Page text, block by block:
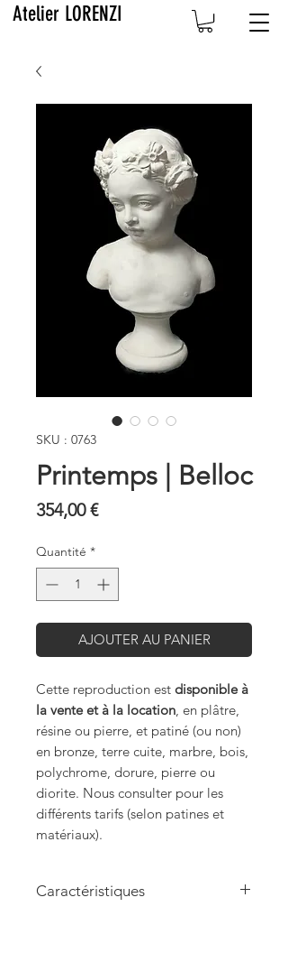
Atelier LORENZI
SKU : 0763
Printemps | Belloc
354,00 €Prix
Quantité *
AJOUTER AU PANIER
Cette reproduction est disponible à
la vente et à la location, en plâtre,
résine ou pierre, et patiné (ou non)
en bronze, terre cuite, marbre, bois,
polychrome, dorure, pierre ou
diorite. Nous consulter pour les
différents tarifs (selon patines et
matériaux).
Caractéristiques